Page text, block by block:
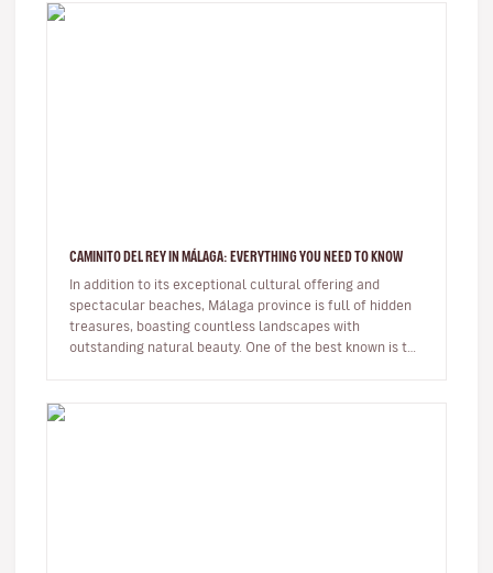
CAMINITO DEL REY IN MÁLAGA: EVERYTHING YOU NEED TO KNOW
In addition to its exceptional cultural offering and
spectacular beaches, Málaga province is full of hidden
treasures, boasting countless landscapes with
outstanding natural beauty. One of the best known is the